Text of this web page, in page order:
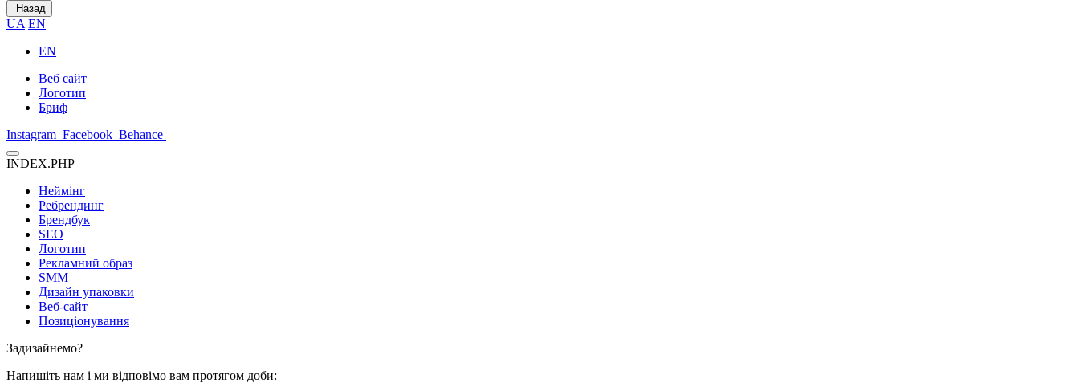
Назад
UA EN
EN
Веб сайт
Логотип
Бриф
Instagram Facebook Behance
INDEX.PHP
Неймінг
Ребрендинг
Брендбук
SEO
Логотип
Рекламний образ
SMM
Дизайн упаковки
Веб-сайт
Позиціонування
Задизайнемо?
Напишіть нам і ми відповімо вам протягом доби: